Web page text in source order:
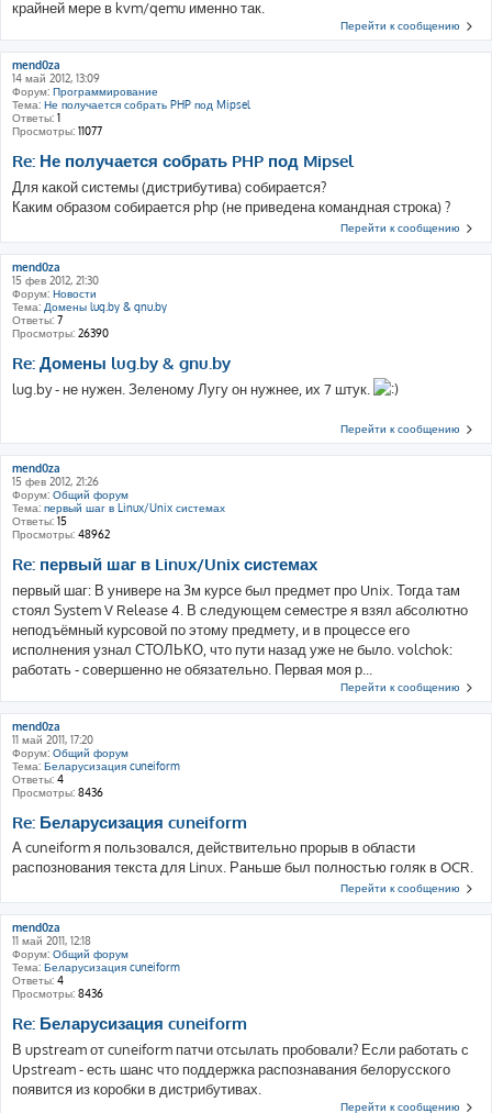
крайней мере в kvm/qemu именно так.
Перейти к сообщению
mend0za
14 май 2012, 13:09
Форум: Программирование
Тема: Не получается собрать PHP под Mipsel
Ответы: 1
Просмотры: 11077
Re: Не получается собрать PHP под Mipsel
Для какой системы (дистрибутива) собирается?
Каким образом собирается php (не приведена командная строка) ?
Перейти к сообщению
mend0za
15 фев 2012, 21:30
Форум: Новости
Тема: Домены lug.by & gnu.by
Ответы: 7
Просмотры: 26390
Re: Домены lug.by & gnu.by
lug.by - не нужен. Зеленому Лугу он нужнее, их 7 штук.
Перейти к сообщению
mend0za
15 фев 2012, 21:26
Форум: Общий форум
Тема: первый шаг в Linux/Unix системах
Ответы: 15
Просмотры: 48962
Re: первый шаг в Linux/Unix системах
первый шаг: В универе на 3м курсе был предмет про Unix. Тогда там
стоял System V Release 4. В следующем семестре я взял абсолютно
неподъёмный курсовой по этому предмету, и в процессе его
исполнения узнал СТОЛЬКО, что пути назад уже не было. volchok:
работать - совершенно не обязательно. Первая моя р...
Перейти к сообщению
mend0za
11 май 2011, 17:20
Форум: Общий форум
Тема: Беларусизация cuneiform
Ответы: 4
Просмотры: 8436
Re: Беларусизация cuneiform
А cuneiform я пользовался, действительно прорыв в области
распознования текста для Linux. Раньше был полностью голяк в OCR.
Перейти к сообщению
mend0za
11 май 2011, 12:18
Форум: Общий форум
Тема: Беларусизация cuneiform
Ответы: 4
Просмотры: 8436
Re: Беларусизация cuneiform
В upstream от cuneiform патчи отсылать пробовали? Если работать с
Upstream - есть шанс что поддержка распознавания белорусского
появится из коробки в дистрибутивах.
Перейти к сообщению